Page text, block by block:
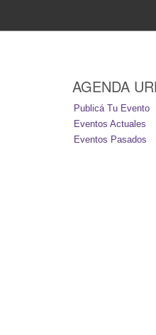
AGENDA
Publicá Tu Evento
Eventos Actuales
Eventos Pasados